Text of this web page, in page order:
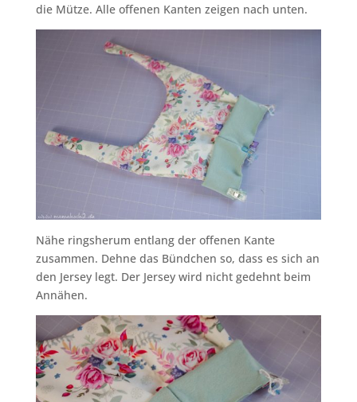
die Mütze. Alle offenen Kanten zeigen nach unten.
Nähe ringsherum entlang der offenen Kante
zusammen. Dehne das Bündchen so, dass es sich an
den Jersey legt. Der Jersey wird nicht gedehnt beim
Annähen.